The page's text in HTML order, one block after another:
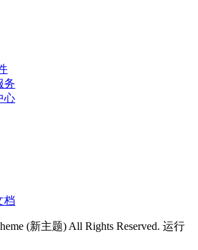
务
心
档
(新主题) All Rights Reserved. 运行